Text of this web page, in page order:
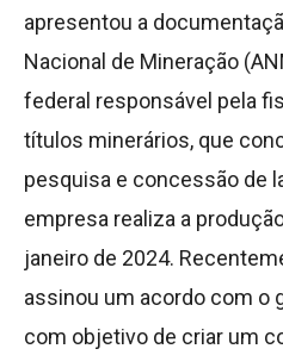
apresentou a
Nacional de Mineração
federal responsável pela
títulos minerários, que
pesquisa e concessão de
empresa realiza a
janeiro de 2024.
assinou um acordo com o
com objetivo de criar um